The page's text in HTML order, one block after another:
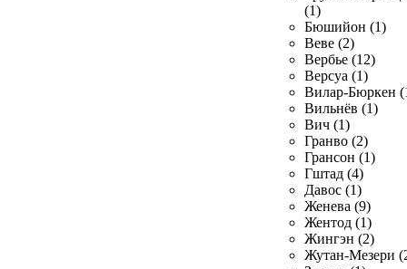
(1)
Бюшийон (1)
Веве (2)
Вербье (12)
Версуа (1)
Вилар-Бюркен
Вильнёв (1)
Вич (1)
Гранво (2)
Грансон (1)
Гштад (4)
Давос (1)
Женева (9)
Жентод (1)
Жингэн (2)
Жутан-Мезери